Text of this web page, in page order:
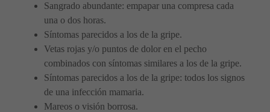
Sangrado abundante: empapar una compresa cada
una o dos horas.
Síntomas parecidos a los de la gripe.
Vetas rojas y/o puntos de dolor en el pecho
combinados con síntomas similares a los de la gripe.
Síntomas parecidos a los de la gripe: todos los signos
de una infección mamaria.
Mareos o visión borrosa.